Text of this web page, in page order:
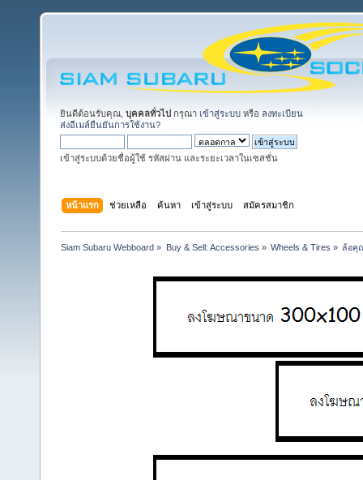
ยินดีต้อนรับคุณ, บุคคลทั่วไป กรุณา เข้าสู่ระบบ หรือ ลงทะเบียน
ส่งอีเมล์ยืนยันการใช้งาน?
เข้าสู่ระบบด้วยชื่อผู้ใช้ รหัสผ่าน และระยะเวลาในเซสชั่น
หน้าแรก ช่วยเหลือ ค้นหา เข้าสู่ระบบ สมัครสมาชิก
Siam Subaru Webboard » Buy & Sell: Accessories » Wheels & Tires » ล้อคุ